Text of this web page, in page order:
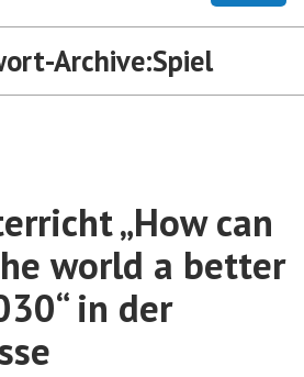
Archive:Spiel
„How can
world a better
in der